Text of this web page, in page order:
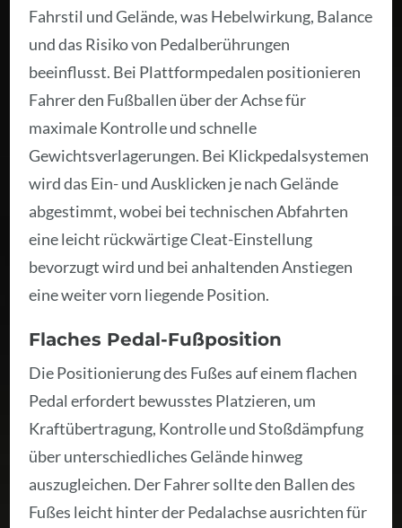
Fahrstil und Gelände, was Hebelwirkung, Balance
und das Risiko von Pedalberührungen
beeinflusst. Bei Plattformpedalen positionieren
Fahrer den Fußballen über der Achse für
maximale Kontrolle und schnelle
Gewichtsverlagerungen. Bei Klickpedalsystemen
wird das Ein- und Ausklicken je nach Gelände
abgestimmt, wobei bei technischen Abfahrten
eine leicht rückwärtige Cleat-Einstellung
bevorzugt wird und bei anhaltenden Anstiegen
eine weiter vorn liegende Position.
Flaches Pedal-Fußposition
Die Positionierung des Fußes auf einem flachen
Pedal erfordert bewusstes Platzieren, um
Kraftübertragung, Kontrolle und Stoßdämpfung
über unterschiedliches Gelände hinweg
auszugleichen. Der Fahrer sollte den Ballen des
Fußes leicht hinter der Pedalachse ausrichten für